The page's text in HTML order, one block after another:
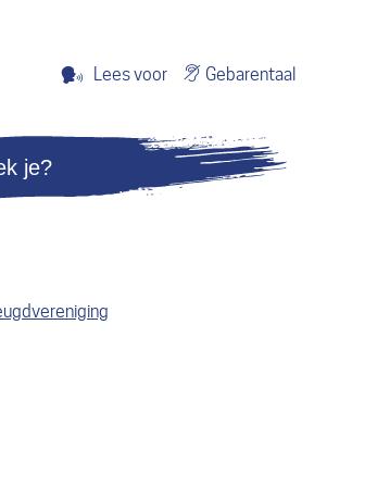
Gebarentaal
Lees voor